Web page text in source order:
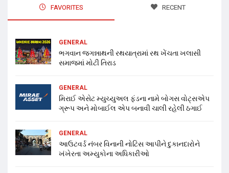
FAVORITES RECENT
GENERAL
ભગવાન જગન્નાથની રથયાત્રામાં રથ ખેંચતા ખલાસી
સમાજમાં મોટી તિરાડ
GENERAL
મિરાઈ એસેટ મ્યુચ્યુઅલ ફંડના નામે બોગસ વોટ્સએપ
ગ્રૂપ અને મોબાઈલ એપ બનાવી ચાલી રહેલી ઠગાઈ
GENERAL
આઉટવર્ડ નંબર વિનાની નોટિસ આપીને દુકાનદારોને
ખંખેરતા અમ્યુકોના અધિકારીઓ